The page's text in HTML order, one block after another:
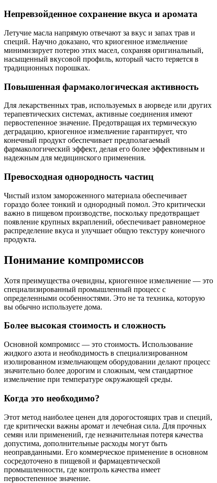
Непревзойденное сохранение вкуса и аромата
Летучие масла напрямую отвечают за вкус и запах трав и
специй. Научно доказано, что криогенное измельчение
минимизирует потерю этих масел, сохраняя оригинальный,
насыщенный вкусовой профиль, который часто теряется в
традиционных порошках.
Повышенная фармакологическая активность
Для лекарственных трав, используемых в аюрведе или других
терапевтических системах, активные соединения имеют
первостепенное значение. Предотвращая их термическую
деградацию, криогенное измельчение гарантирует, что
конечный продукт обеспечивает предполагаемый
фармакологический эффект, делая его более эффективным и
надежным для медицинского применения.
Превосходная однородность частиц
Чистый излом замороженного материала обеспечивает
гораздо более тонкий и однородный помол. Это критически
важно в пищевом производстве, поскольку предотвращает
появление крупных вкраплений, обеспечивает равномерное
распределение вкуса и улучшает общую текстуру конечного
продукта.
Понимание компромиссов
Хотя преимущества очевидны, криогенное измельчение — это
специализированный промышленный процесс с
определенными особенностями. Это не та техника, которую
вы обычно используете дома.
Более высокая стоимость и сложность
Основной компромисс — это стоимость. Использование
жидкого азота и необходимость в специализированном
изолированном измельчающем оборудовании делают процесс
значительно более дорогим и сложным, чем стандартное
измельчение при температуре окружающей среды.
Когда это необходимо?
Этот метод наиболее ценен для дорогостоящих трав и специй,
где критически важны аромат и лечебная сила. Для прочных
семян или применений, где незначительная потеря качества
допустима, дополнительные расходы могут быть
неоправданными. Его коммерческое применение в основном
сосредоточено в пищевой и фармацевтической
промышленности, где контроль качества имеет
первостепенное значение.